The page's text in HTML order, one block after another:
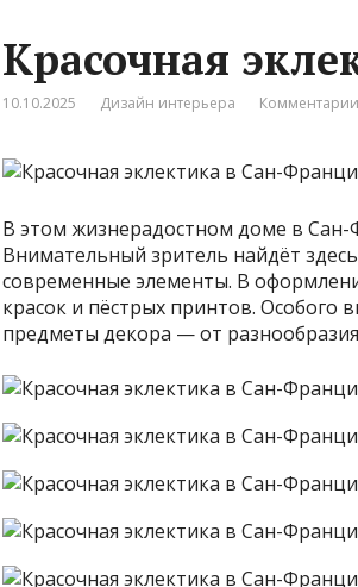
Красочная
10.10.2025 Дизайн интерьера
В этом жизнерадостном доме в Сан-
Внимательный зритель найдёт
современные элементы. В
красок и пёстрых принтов.
предметы декора — от разнообразия